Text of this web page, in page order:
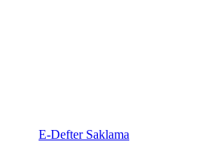
E-Defter Saklama